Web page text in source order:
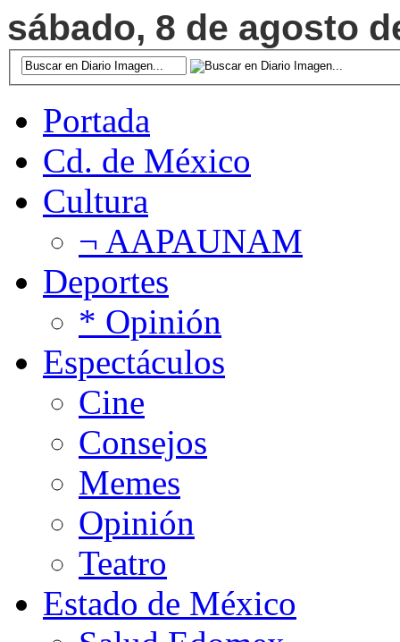
sábado, 8 de agosto
Portada
Cd. de México
Cultura
¬ AAPAUNAM
Deportes
* Opinión
Espectáculos
Cine
Consejos
Memes
Opinión
Teatro
Estado de México